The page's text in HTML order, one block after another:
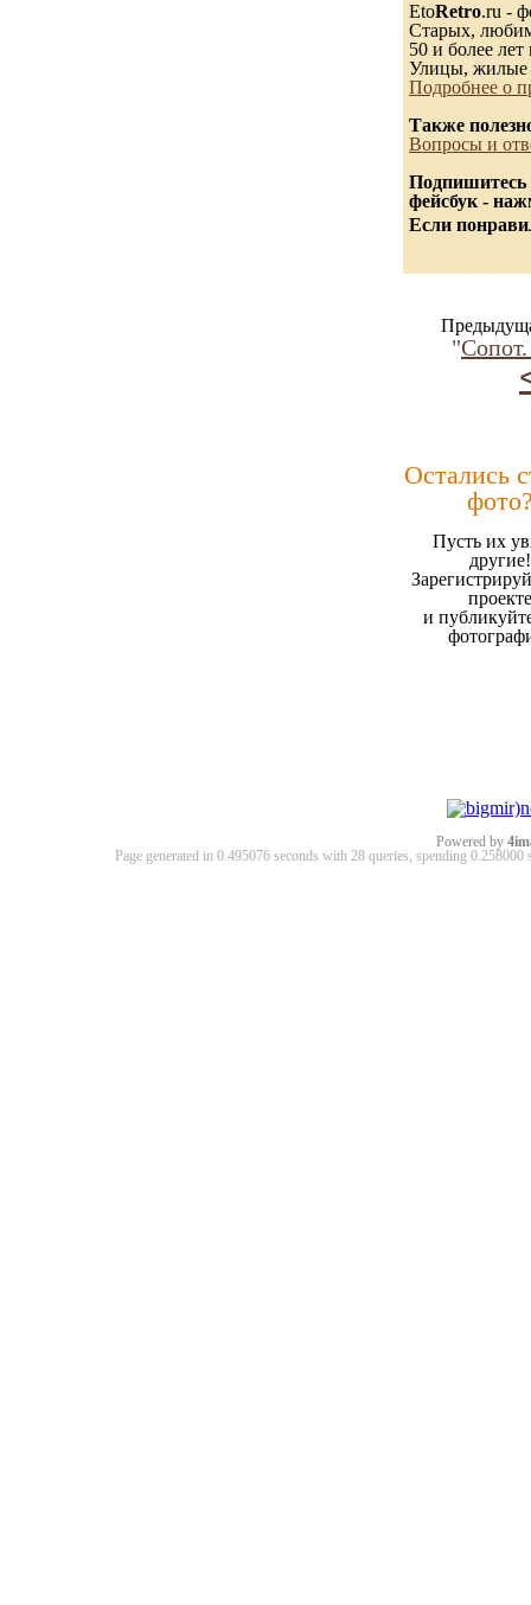
EtoRetro.ru -
Старых,
50 и более лет
Улицы, жилые
Подробнее о
Также
Вопросы и
Подпишитесь
фейсбук -
Если
"
Остались
Пусть их
другие!
проекте
и
Powered by
Page generated in 0.495076 seconds with 28 queries, spending